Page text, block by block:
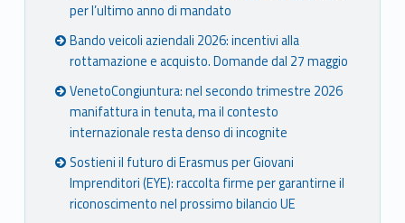
per l’ultimo anno di mandato
Bando veicoli aziendali 2026: incentivi alla
rottamazione e acquisto. Domande dal 27 maggio
VenetoCongiuntura: nel secondo trimestre 2026
manifattura in tenuta, ma il contesto
internazionale resta denso di incognite
Sostieni il futuro di Erasmus per Giovani
Imprenditori (EYE): raccolta firme per garantirne il
riconoscimento nel prossimo bilancio UE